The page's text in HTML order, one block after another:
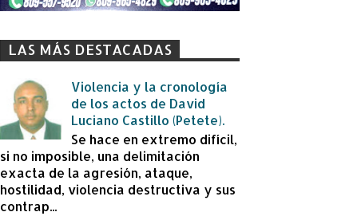
LAS MÁS DESTACADAS
Violencia y la cronología
de los actos de David
Luciano Castillo (Petete).
Se hace en extremo difícil,
si no imposible, una delimitación
exacta de la agresión, ataque,
hostilidad, violencia destructiva y sus
contrap...